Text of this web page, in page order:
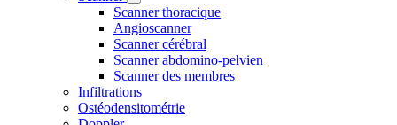
Scanner thoracique
Angioscanner
Scanner cérébral
Scanner abdomino-pelvien
Scanner des membres
Infiltrations
Ostéodensitométrie